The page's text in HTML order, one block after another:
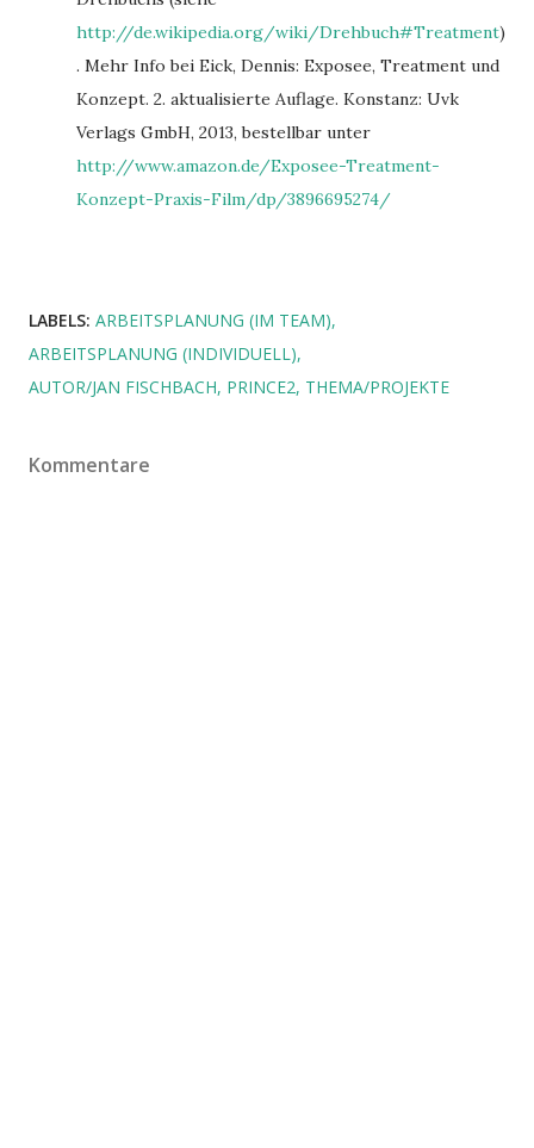
http://de.wikipedia.org/wiki/Drehbuch#Treatment)
. Mehr Info bei Eick, Dennis: Exposee, Treatment und
Konzept. 2. aktualisierte Auflage. Konstanz: Uvk
Verlags GmbH, 2013, bestellbar unter
http://www.amazon.de/Exposee-Treatment-
Konzept-Praxis-Film/dp/3896695274/
LABELS: ARBEITSPLANUNG (IM TEAM)
ARBEITSPLANUNG (INDIVIDUELL)
AUTOR/JAN FISCHBACH PRINCE2 THEMA/PROJEKTE
Kommentare